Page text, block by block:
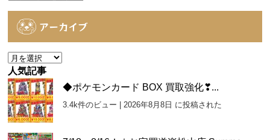
アーカイブ
ア
ー
カ
イ
ブ
人気記事
◆ポケモンカード BOX 買取強化❣...
3.4k件のビュー 2026年8月8日 に投稿された